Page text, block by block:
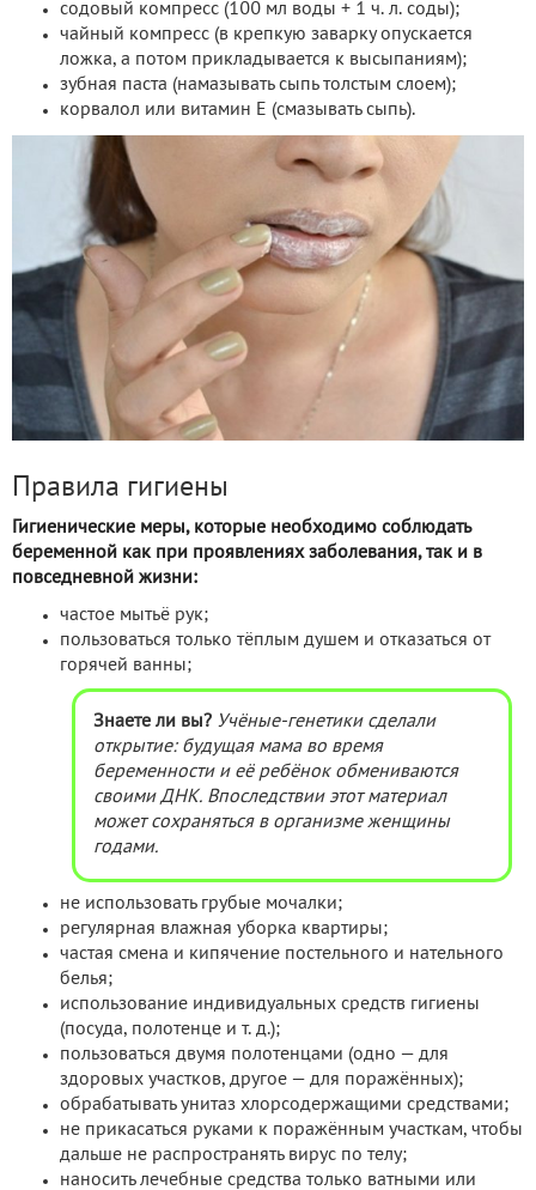
содовый компресс (100 мл воды + 1 ч. л. соды);
чайный компресс (в крепкую заварку опускается
ложка, а потом прикладывается к высыпаниям);
зубная паста (намазывать сыпь толстым слоем);
корвалол или витамин Е (смазывать сыпь).
Правила гигиены
Гигиенические меры, которые необходимо соблюдать
беременной как при проявлениях заболевания, так и в
повседневной жизни:
частое мытьё рук;
пользоваться только тёплым душем и отказаться от
горячей ванны;
Знаете ли вы? Учёные-генетики сделали
открытие: будущая мама во время
беременности и её ребёнок обмениваются
своими ДНК. Впоследствии этот материал
может сохраняться в организме женщины
годами.
не использовать грубые мочалки;
регулярная влажная уборка квартиры;
частая смена и кипячение постельного и нательного
белья;
использование индивидуальных средств гигиены
(посуда, полотенце и т. д.);
пользоваться двумя полотенцами (одно — для
здоровых участков, другое — для поражённых);
обрабатывать унитаз хлорсодержащими средствами;
не прикасаться руками к поражённым участкам, чтобы
дальше не распространять вирус по телу;
наносить лечебные средства только ватными или